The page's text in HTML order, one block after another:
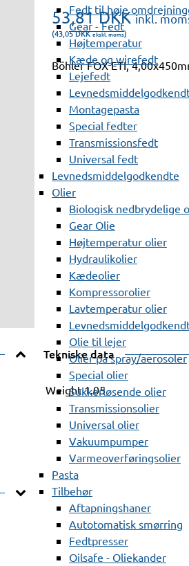
Fedt til høje
Gear - Fedt
Højtemperatur
Kæde og wirefedt
Lejefedt
Montagepasta
Special fedter
Transmissionsfedt
Universal fedt
Levnedsmiddelgodkendte
Olier
Biologisk nedbrydelige
Gear Olie
Højtemperatur olier
Hydraulikolier
Kædeolier
Kompressorolier
Lavtemperatur olier
Olie til lejer
Olier på spray/aerosoler
Special olier
Sukkerløsende olier
Transmissionsolier
Universal olier
Vakuumpumper
Varmeoverføringsolier
Pasta
Tilbehør
Aftapningshaner
Autotomatisk smørring
Fedtpresser
Oilsafe - Oliekander
53,81DKK inkl.
(43,05DKK ekskl. moms)
Böhler FOX ETI,
Tekniske data
Weight 1.05